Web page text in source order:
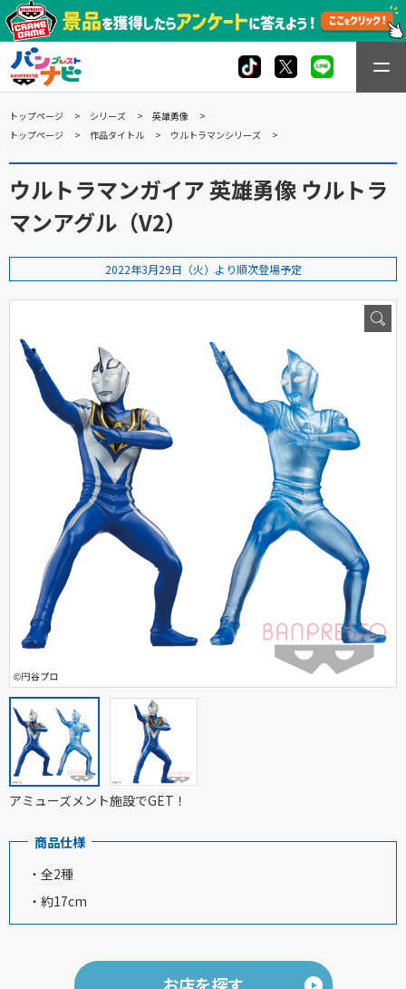
トップページ シリーズ
英雄勇像
トップページ
作品タイトル ウルトラマンシリーズ
ウルトラマンガイア 英雄勇像 ウルトラ
マンアグル（V2）
2022年3月29日（火）より順次登場予定
アミューズメント施設でGET！
商品仕様
・全2種
・約17cm